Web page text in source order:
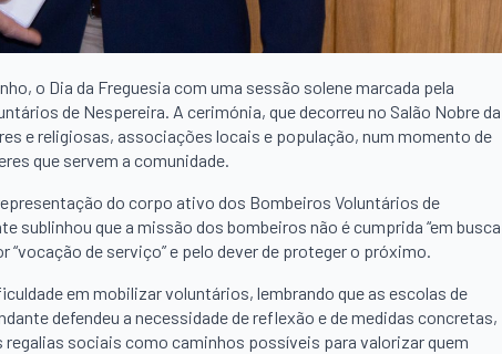
o Dia da Freguesia com uma sessão solene marcada pela
de Nespereira. A cerimónia, que decorreu no Salão Nobre da
e religiosas, associações locais e população, num momento de
que servem a comunidade.
do corpo ativo dos Bombeiros Voluntários de
sublinhou que a missão dos bombeiros não é cumprida “em busca
de serviço” e pelo dever de proteger o próximo.
em mobilizar voluntários, lembrando que as escolas de
defendeu a necessidade de reflexão e de medidas concretas,
sociais como caminhos possíveis para valorizar quem